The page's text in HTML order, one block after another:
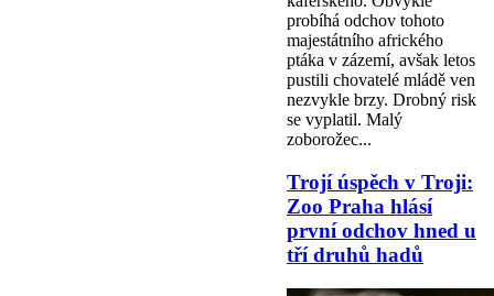
probíhá odchov tohoto
majestátního afrického
ptáka v zázemí, avšak letos
pustili chovatelé mládě ven
nezvykle brzy. Drobný risk
se vyplatil. Malý
zoborožec...
Trojí úspěch v Troji:
Zoo Praha hlásí
první odchov hned u
tří druhů hadů